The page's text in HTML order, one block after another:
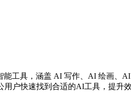
能工具，涵盖 AI 写作、AI 绘画
户快速找到合适的AI工具，提升效